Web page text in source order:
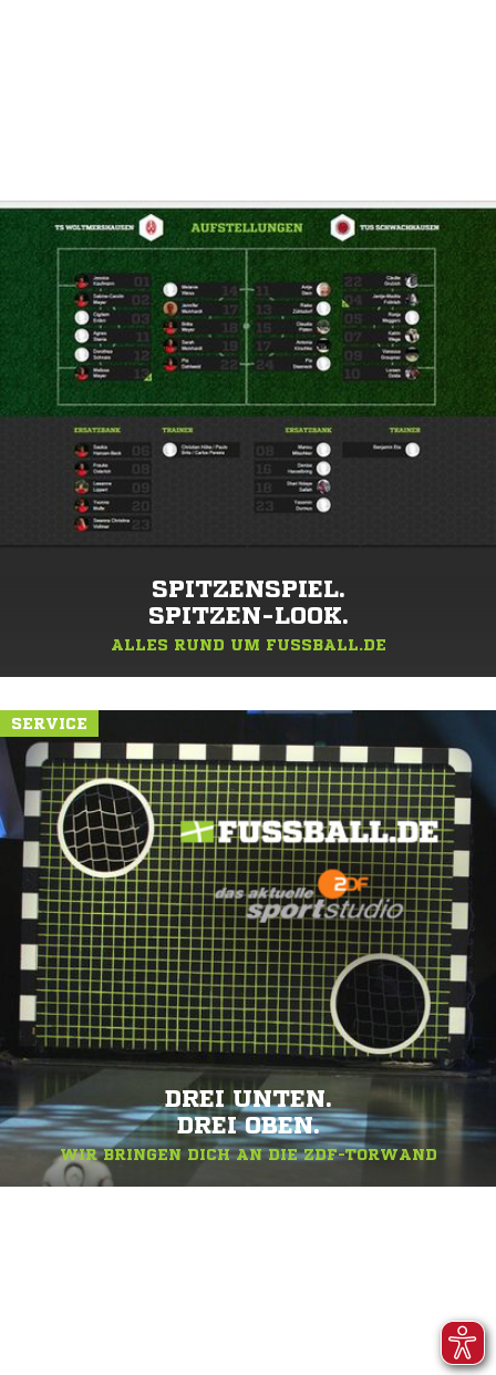
SPITZENSPIEL.
SPITZEN-LOOK.
ALLES RUND UM FUSSBALL.DE
SERVICE
DREI UNTEN.
DREI OBEN.
WIR BRINGEN DICH AN DIE ZDF-TORWAND